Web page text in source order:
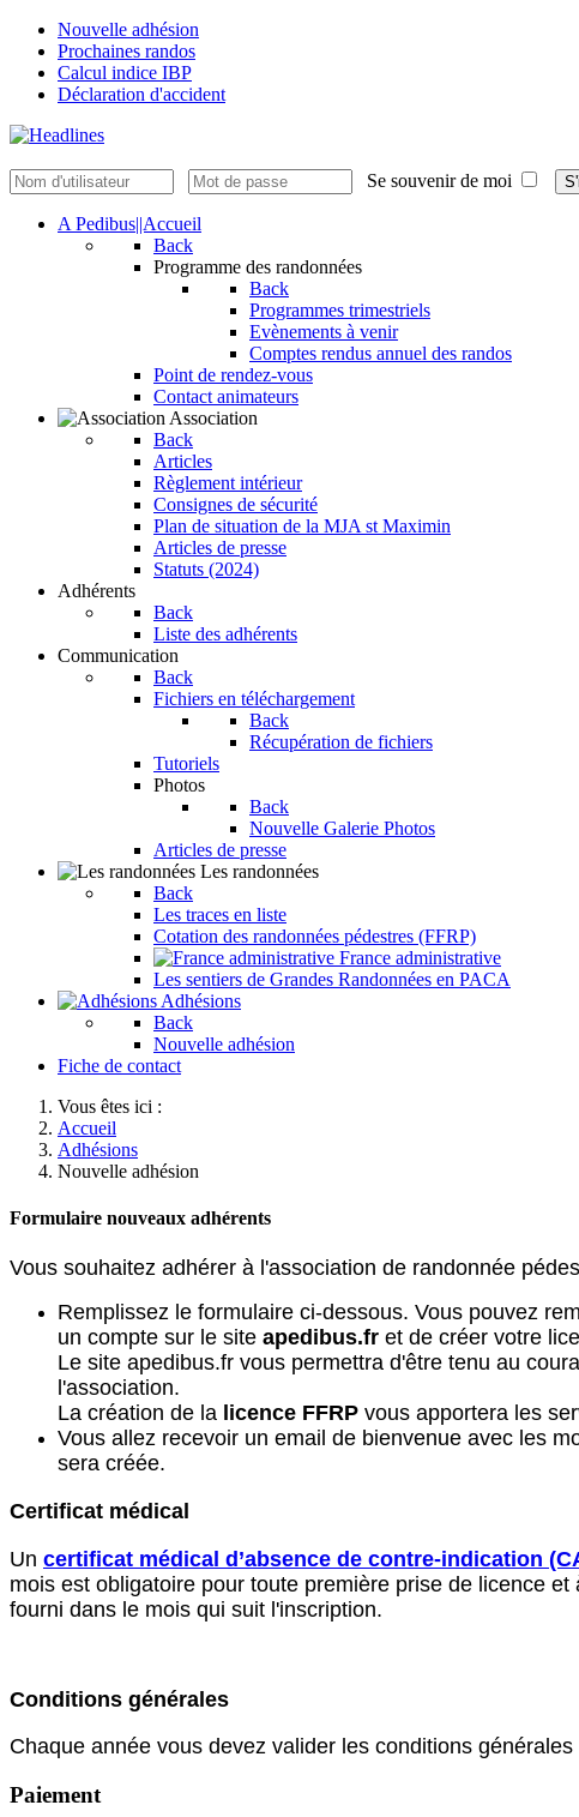
Nouvelle adhésion
Prochaines randos
Calcul indice IBP
Déclaration d'accident
Se souvenir de moi
A Pedibus||Accueil
Back
Programme des randonnées
Back
Programmes trimestriels
Evènements à venir
Comptes rendus annuel des randos
Point de rendez-vous
Contact animateurs
Association
Back
Articles
Règlement intérieur
Consignes de sécurité
Plan de situation de la MJA st Maximin
Articles de presse
Statuts (2024)
Adhérents
Back
Liste des adhérents
Communication
Back
Fichiers en téléchargement
Back
Récupération de fichiers
Tutoriels
Photos
Back
Nouvelle Galerie Photos
Articles de presse
Les randonnées
Back
Les traces en liste
Cotation des randonnées pédestres (FFRP)
France administrative
Les sentiers de Grandes Randonnées en PACA
Adhésions
Back
Nouvelle adhésion
Fiche de contact
Vous êtes ici :
Accueil
Adhésions
Nouvelle adhésion
Formulaire nouveaux adhérents
Vous souhaitez adhérer à l'association de randonnée
Remplissez le formulaire ci-dessous. Vous pouvez
un compte sur le site apedibus.fr et de créer votre
Le site apedibus.fr vous permettra d'être tenu au
l'association.
La création de la licence FFRP vous apportera les
Vous allez recevoir un email de bienvenue avec les
sera créée.
Certificat médical
Un certificat médical d’absence de contre-indication
mois est obligatoire pour toute première prise de licence
fourni dans le mois qui suit l'inscription.
Conditions générales
Chaque année vous devez valider les conditions générales
Paiement